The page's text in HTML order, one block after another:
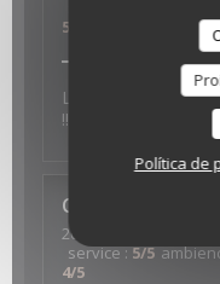
Política de
5
L accueil au top,
!!! Parfait
Catherine
2022-06-24
service:5/5
4/5